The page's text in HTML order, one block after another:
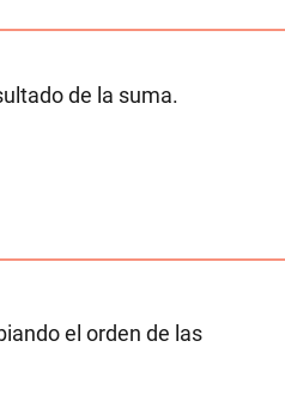
de la suma.
el orden de las